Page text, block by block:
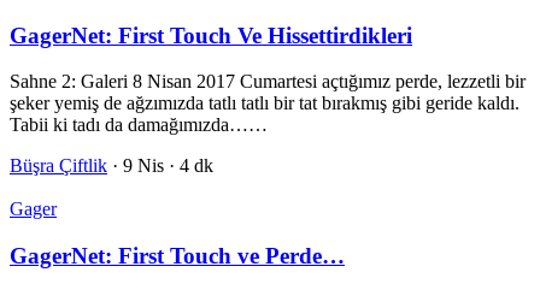
GagerNet: First Touch Ve Hissettirdikleri
Sahne 2: Galeri 8 Nisan 2017 Cumartesi açtığımız perde, lezzetli bir
şeker yemiş de ağzımızda tatlı tatlı bir tat bırakmış gibi geride kaldı.
Tabii ki tadı da damağımızda……
Büşra Çiftlik · 9 Nis · 4 dk
Gager
GagerNet: First Touch ve Perde…